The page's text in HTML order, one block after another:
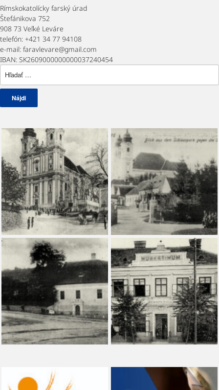
Rímskokatolícky farský úrad
Štefánikova 752
908 73 Veľké Leváre
telefón: +421 34 77 94108
e-mail: faravlevare@gmail.com
IBAN: SK2609000000000037240454